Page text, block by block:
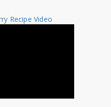
Recipe Video